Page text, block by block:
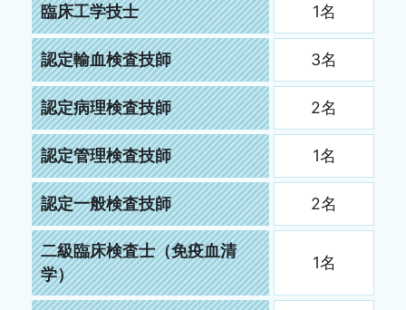
臨床工学技士 1名
認定輸血検査技師 3名
認定病理検査技師 2名
認定管理検査技師 1名
認定一般検査技師 2名
二級臨床検査士（免疫血清
学）
1名